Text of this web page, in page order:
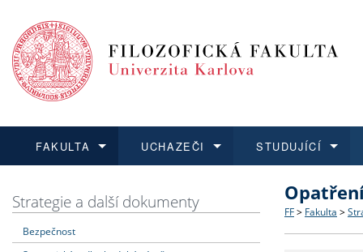
FAKULTA
Dozvědět se více
Struktura
Strategie
UCHAZEČI
Podat přihlášku
Co
Učitelské
STUDUJÍCÍ
Dozvědět se více
Dozvědět se více
O vědě a
Dozvědět se více
Aktuální
Strategie a další dokumenty
Bezpečnost
FF > Fakulta >